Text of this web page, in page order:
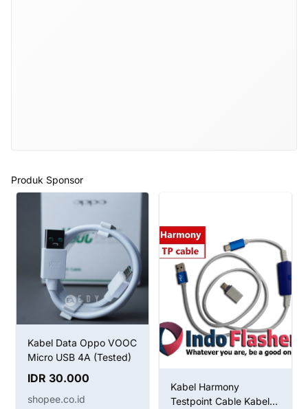
Produk Sponsor
Kabel Data Oppo VOOC
Micro USB 4A (Tested)
IDR 30.000
shopee.co.id
Kabel Harmony
Testpoint Cable Kabel